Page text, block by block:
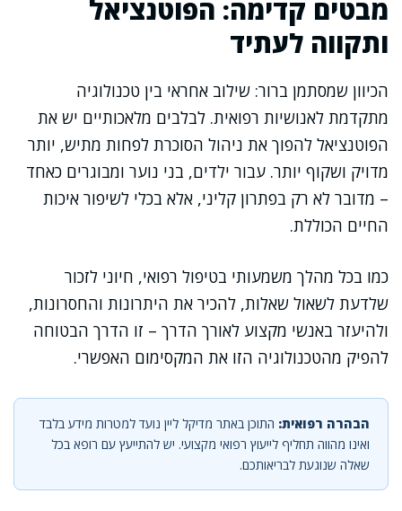
מבטים קדימה: הפוטנציאל
ותקווה לעתיד
הכיוון שמסתמן ברור: שילוב אחראי בין טכנולוגיה
מתקדמת לאנושיות רפואית. לבלבים מלאכותיים יש את
הפוטנציאל להפוך את ניהול הסוכרת לפחות מתיש, יותר
מדויק ושקוף יותר. עבור ילדים, בני נוער ומבוגרים כאחד
– מדובר לא רק בפתרון קליני, אלא בכלי לשיפור איכות
החיים הכוללת.
כמו בכל מהלך משמעותי בטיפול רפואי, חיוני לזכור
שלדעת לשאול שאלות, להכיר את היתרונות והחסרונות,
ולהיעזר באנשי מקצוע לאורך הדרך – זו הדרך הבטוחה
להפיק מהטכנולוגיה הזו את המקסימום האפשרי.
הבהרה רפואית: התוכן באתר מדיקל ליין נועד למטרות מידע בלבד
ואינו מהווה תחליף לייעוץ רפואי מקצועי. יש להתייעץ עם רופא בכל
שאלה שנוגעת לבריאותכם.